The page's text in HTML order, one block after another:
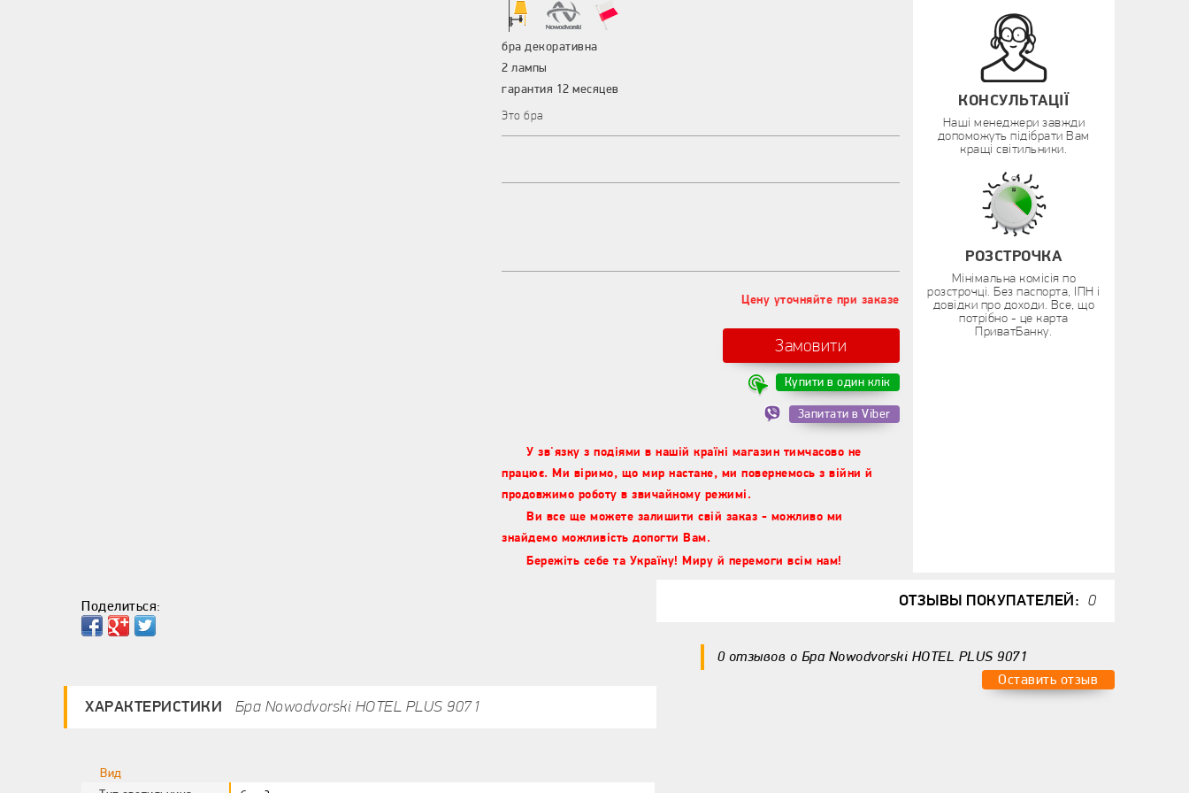
бра декоративна
2 лампы
гарантия 12 месяцев
Это бра
Цену уточняйте при заказе
Замовити
Купити в один клік
Запитати в Viber
У зв'язку з подіями в нашій країні магазин тимчасово не
працює. Ми віримо, що мир настане, ми повернемось з війни й
продовжимо роботу в звичайному режимі.
Ви все ще можете залишити свій заказ - можливо ми
знайдемо можливість допогти Вам.
Бережіть себе та Україну! Миру й перемоги всім нам!
КОНСУЛЬТАЦІЇ
Наші менеджери завжди
допоможуть підібрати Вам
кращі світильники.
РОЗСТРОЧКА
Мінімальна комісія по
розстрочці. Без паспорта, ІПН і
довідки про доходи. Все, що
потрібно - це карта
ПриватБанку.
Поделиться:
ХАРАКТЕРИСТИКИ Бра Nowodvorski HOTEL PLUS 9071
Вид
ОТЗЫВЫ ПОКУПАТЕЛЕЙ: 0
0 отзывов о Бра Nowodvorski HOTEL PLUS 9071
Оставить отзыв